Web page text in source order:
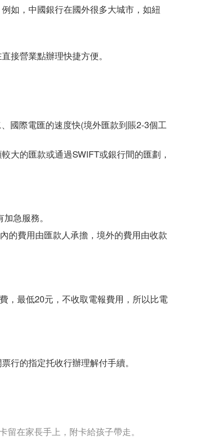
如，中國銀行在國外很多大城市，如紐
接營業點辦理快捷方便。
國際電匯的速度快(境外匯款到賬2-3個工
大的匯款或通過SWIFT或銀行間的匯劃，
急服務。
的費用由匯款人承擔，境外的費用由收款
，最低20元，不收取電報費用，所以比電
行的指定托收行辦理解付手續。
在家長手上，附卡給孩子帶走。